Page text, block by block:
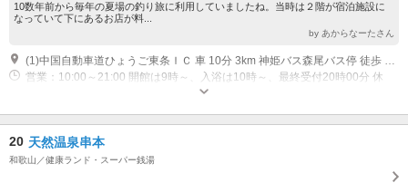
10数年前から毎年の夏場の釣り旅に利用していましたね。当時は２階が宿泊施設に
なっていて下にあるお店が料...
by あからなーたさん
(1)中国自動車道ひょうご東条ＩＣ 車 10分 3km 神姫バス森尾バス停 徒歩 3分
営業：10:00～21:00 開館は9時～、入浴は10時～、最終受付20時00分 休
業：毎週水曜日（メンテナンス休館もあります。営業日はとどろき荘HPで
認ください。
20 天然温泉串本
和歌山／健康ランド・スーパー銭湯